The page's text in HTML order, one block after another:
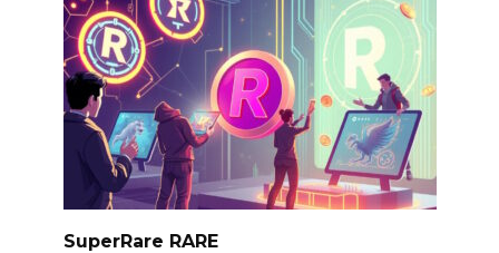
SuperRare RARE